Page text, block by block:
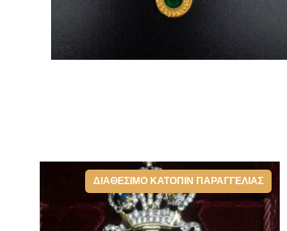
ΔΙΑΘΈΣΙΜΟ ΚΑΤΌΠΙΝ ΠΑΡΑΓΓΕΛΊΑΣ